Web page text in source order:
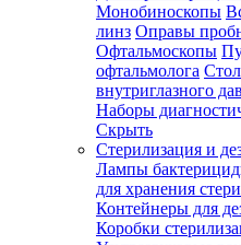
Монобиноскопы
линз Оправы
Офтальмоскопы
офтальмолога
внутриглазного
Наборы
Скрыть
Стерилизация и
Лампы
для хранения
Контейнеры для
Коробки